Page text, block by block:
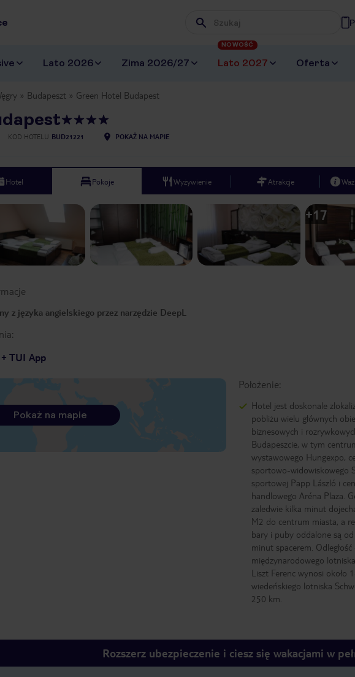
Wpisz frazę, której szukasz
Lato 2026 Zima 2026/27 Lato 2027
NOWOŚĆ
Oferta
Budapeszt Green Hotel Budapest
KOD HOTELU BUD21221 POKAŻ NA MAPIE
Hotel Pokoje Wyżywienie Atrakcje
+17
z języka angielskiego przez narzędzie DeepL
TUI App
Położenie:
Hotel jest doskonale
pobliżu wielu głównych
biznesowych i
Budapeszcie, w tym
wystawowego Hungexpo,
sportowo-widowiskowego
sportowej Papp László i
handlowego Aréna Plaza.
zaledwie kilka minut
M2 do centrum miasta, a
bary i puby oddalone są
minut spacerem. Odległość
międzynarodowego
Liszt Ferenc wynosi około
wiedeńskiego lotniska
250 km.
Pokaż na mapie
Rozszerz ubezpieczenie i ciesz się wakacjami w